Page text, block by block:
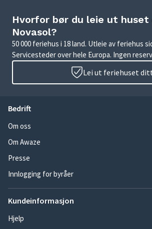
Hvorfor bør du leie ut
Novasol?
50 000 feriehus i 18 land. Utleie av feriehus
Servicesteder over hele Europa. Ingen
Lei ut feriehuset
Bedrift
Om oss
Om Awaze
Presse
Innlogging for byråer
Kundeinformasjon
Hjelp